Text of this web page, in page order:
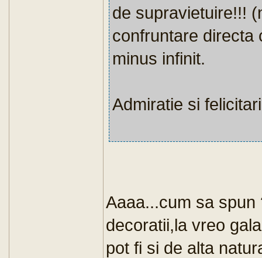
de supravietuire!!!
confruntare directa
minus infinit.
Admiratie si
Aaaa...cum sa
decoratii,la vreo
pot fi si de alta